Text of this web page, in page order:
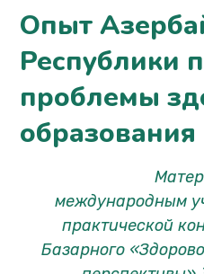
Опыт
Республики
проблемы
образования
международным
практической
Базарного